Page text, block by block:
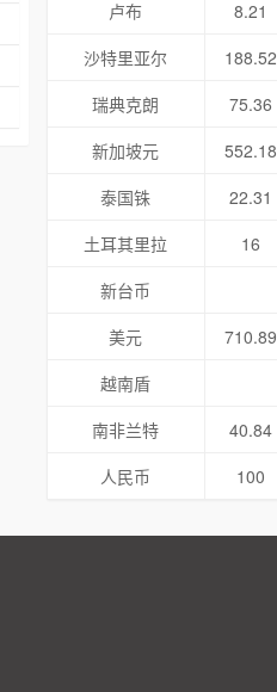
卢布
8.21
沙特里亚尔
188.52
瑞典克朗
75.36
新加坡元
552.18
泰国铢
22.31
土耳其里拉
16
新台币
美元
710.89
越南盾
南非兰特
40.84
人民币
100